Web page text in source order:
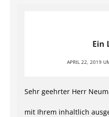
Ein
APRIL 22, 2019
Sehr geehrter Herr
mit Ihrem inhaltlich